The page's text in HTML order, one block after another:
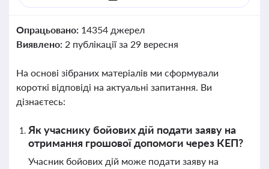
Опрацьовано: 14354 джерел
Виявлено: 2 публікації за 29 вересня
На основі зібраних матеріалів ми сформували
короткі відповіді на актуальні запитання. Ви
дізнаєтесь:
Як учаснику бойових дій подати заяву на
отримання грошової допомоги через КЕП?
Учасник бойових дій може подати заяву на